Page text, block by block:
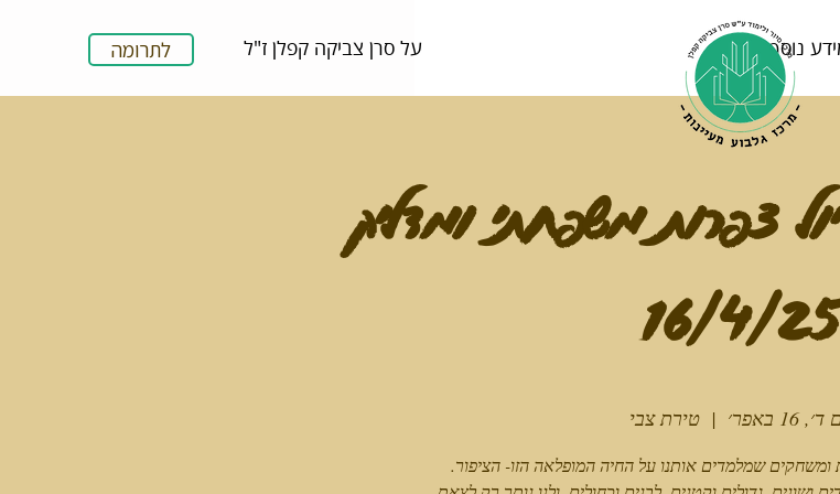
לתרומה על סרן צביקה קפלן ז"ל נוסף
צפרות משפחתי ומדליק
16/4/25
16 באפר׳
  |
טירת צבי